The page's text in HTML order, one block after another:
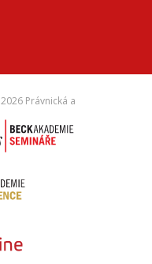
2026 Právnická a